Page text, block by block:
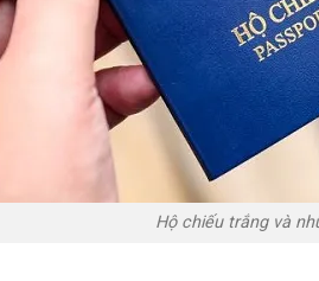
Hộ chiếu trắng và